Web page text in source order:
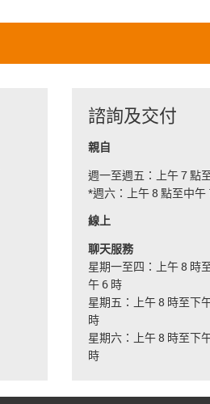
諮詢及交付
親自
週一至週五：上午 7 點
*週六：上午 8 點至中午
線上
聊天服務
星期一至四：上午 8 時
午 6 時
星期五：上午 8 時至下
時
星期六：上午 8 時至下
時